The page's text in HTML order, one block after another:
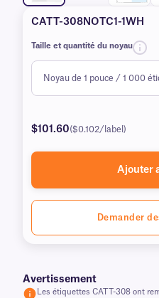
CATT-308NOTC1-1WH
Taille et quantité du noyau
$101.60($0.102/label)
Ajouter
Demander
Avertissement
Les étiquettes CATT-308 ont